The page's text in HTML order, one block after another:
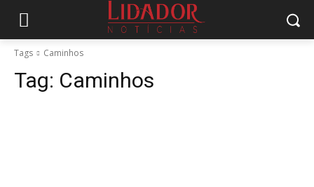
Tags Caminhos
Tag: Caminhos